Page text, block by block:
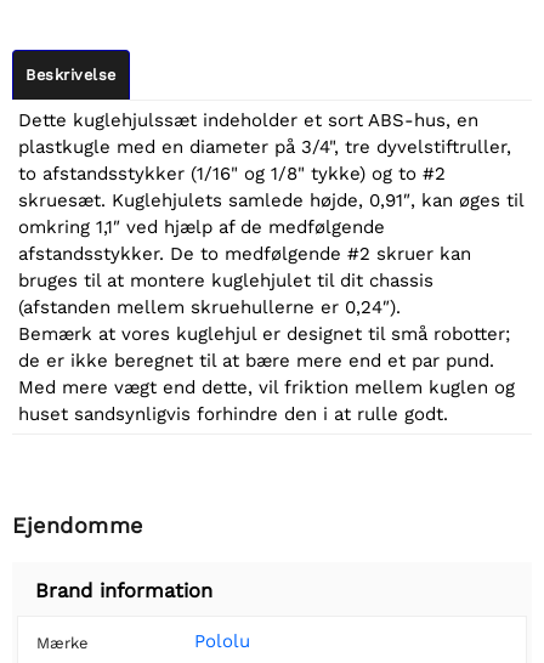
Beskrivelse
Dette kuglehjulssæt indeholder et sort ABS-hus, en
plastkugle med en diameter på 3/4", tre dyvelstiftruller,
to afstandsstykker (1/16" og 1/8" tykke) og to #2
skruesæt. Kuglehjulets samlede højde, 0,91″, kan øges til
omkring 1,1″ ved hjælp af de medfølgende
afstandsstykker. De to medfølgende #2 skruer kan
bruges til at montere kuglehjulet til dit chassis
(afstanden mellem skruehullerne er 0,24″).
Bemærk at vores kuglehjul er designet til små robotter;
de er ikke beregnet til at bære mere end et par pund.
Med mere vægt end dette, vil friktion mellem kuglen og
huset sandsynligvis forhindre den i at rulle godt.
Ejendomme
Brand information
Mærke Pololu